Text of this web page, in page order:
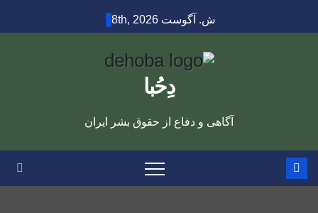
to
ش. آگوست 8th, 2026
دِحُبا
آگاهی و دفاع از حقوق بشر ایران